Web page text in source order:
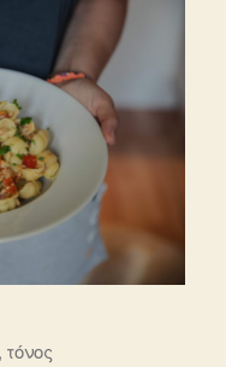
τόνος